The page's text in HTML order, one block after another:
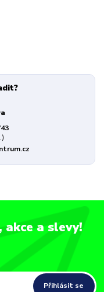
akce a slevy!
Přihlásit se